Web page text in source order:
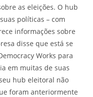
as eleições. O hub
políticas – com
informações sobre
disse que está se
Works para
em muitas de suas
hub eleitoral não
foram anteriormente